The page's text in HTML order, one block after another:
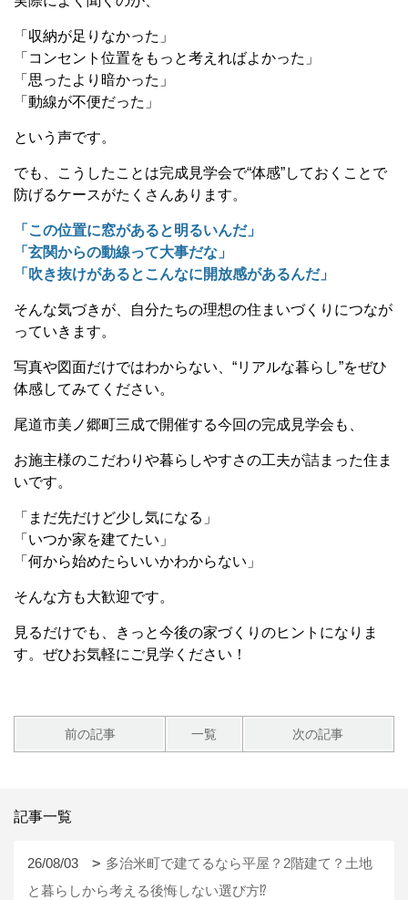
「収納が足りなかった」
「コンセント位置をもっと考えればよかった」
「思ったより暗かった」
「動線が不便だった」
という声です。
でも、こうしたことは完成見学会で“体感”しておくことで
防げるケースがたくさんあります。
「この位置に窓があると明るいんだ」
「玄関からの動線って大事だな」
「吹き抜けがあるとこんなに開放感があるんだ」
そんな気づきが、自分たちの理想の住まいづくりにつなが
っていきます。
写真や図面だけではわからない、“リアルな暮らし”をぜひ
体感してみてください。
尾道市美ノ郷町三成で開催する今回の完成見学会も、
お施主様のこだわりや暮らしやすさの工夫が詰まった住ま
いです。
「まだ先だけど少し気になる」
「いつか家を建てたい」
「何から始めたらいいかわからない」
そんな方も大歓迎です。
見るだけでも、きっと今後の家づくりのヒントになりま
す。ぜひお気軽にご見学ください！
前の記事 一覧 次の記事
記事一覧
26/08/03
多治米町で建てるなら平屋？2階建て？土地
と暮らしから考える後悔しない選び方⁉